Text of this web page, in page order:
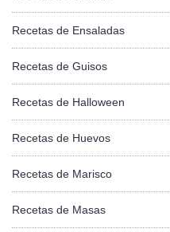
Recetas de Ensaladas
Recetas de Guisos
Recetas de Halloween
Recetas de Huevos
Recetas de Marisco
Recetas de Masas